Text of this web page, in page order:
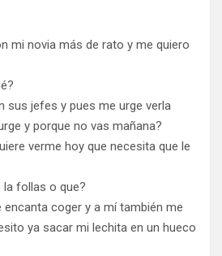
mi novia más de rato y me quiero
sus jefes y pues me urge verla
y porque no vas mañana?
verme hoy que necesita que le
la follas o que?
coger y a mí también me
ya sacar mi lechita en un hueco